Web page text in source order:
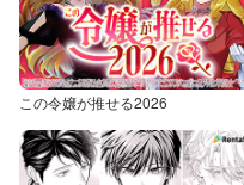
この令嬢が推せる2026